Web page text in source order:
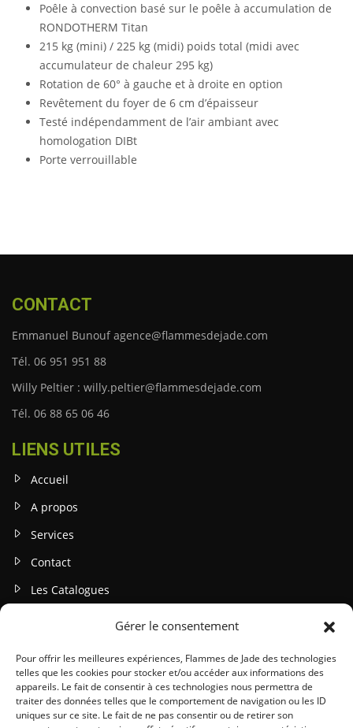
Gérer le consentement
Pour offrir les meilleures expériences, Flammes de Jade des technologies
telles que les cookies pour stocker et/ou accéder aux informations des
appareils. Le fait de consentir à ces technologies nous permettra de
traiter des données telles que le comportement de navigation ou les ID
uniques sur ce site. Le fait de ne pas consentir ou de retirer son
Poêle à convection basé sur le poêle à accumulation de
RONDOTHERM Titan
215 kg (mini) / 225 kg (midi) poids total (midi avec
accumulateur de chaleur 295 kg)
Rotation de 60° à gauche et à droite en option
Revêtement du foyer de 6 cm d’épaisseur
Testé indépendamment de l’air ambiant avec
homologation DIBt
Porte verrouillable
CONTACT
Emmanuel Bunouf agence@flammesdejade.com
Tél. 06 951 951 88
Willy Peltier : willy.peltier@flammesdejade.com
Tél. 06 88 65 06 46
LIENS UTILES
Accueil
A propos
Services
Contact
Les Catalogues
INFOS LEGALES
Mentions légales
Politique de confidentialité
Gestion des cookies